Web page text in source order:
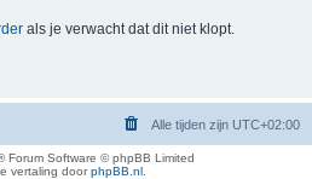
als je verwacht dat dit niet klopt.
Alle tijden zijn UTC+02:00
Forum Software © phpBB Limited
vertaling doorphpBB.nl